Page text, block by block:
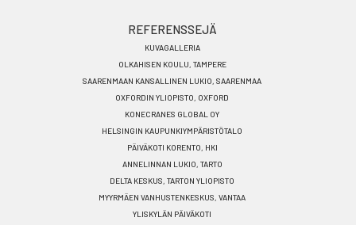
REFERENSSEJÄ
KUVAGALLERIA
OLKAHISEN KOULU, TAMPERE
SAARENMAAN KANSALLINEN LUKIO, SAARENMAA
OXFORDIN YLIOPISTO, OXFORD
KONECRANES GLOBAL OY
HELSINGIN KAUPUNKIYMPÄRISTÖTALO
PÄIVÄKOTI KORENTO, HKI
ANNELINNAN LUKIO, TARTO
DELTA KESKUS, TARTON YLIOPISTO
MYYRMÄEN VANHUSTENKESKUS, VANTAA
YLISKYLÄN PÄIVÄKOTI